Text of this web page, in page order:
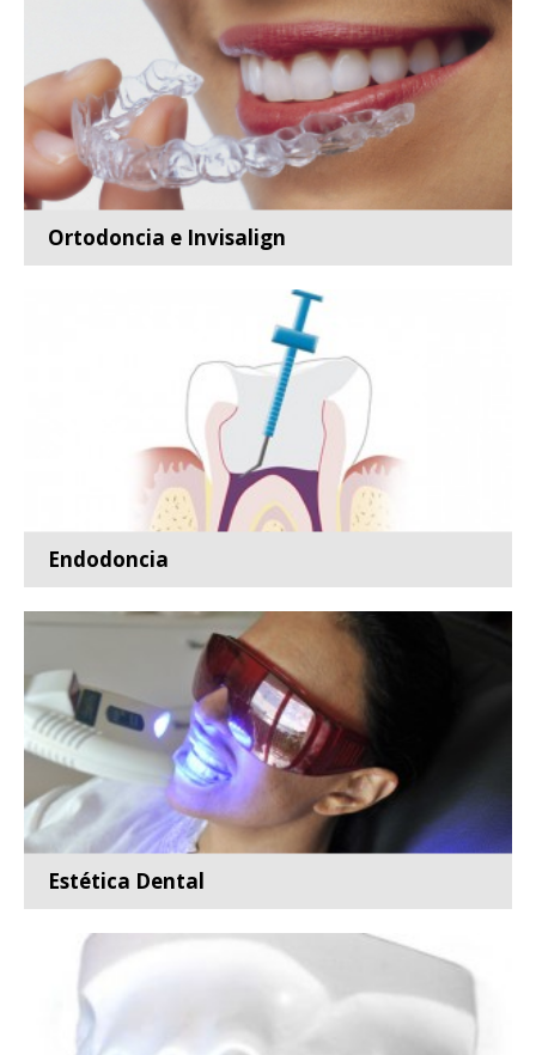
Ortodoncia e Invisalign
Especialidad de la odontología que se ocupa del
Endodoncia
Especialidad de la odontología encargada de la
prevención,...
Leer más
Estética Dental
...
Leer más